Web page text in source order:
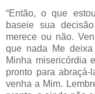
“Então, o que
baseie sua
merece ou não.
que nada Me
Minha misericórdia
pronto para
venha a Mim.